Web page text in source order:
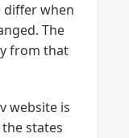
differ when
The
from that
website is
states